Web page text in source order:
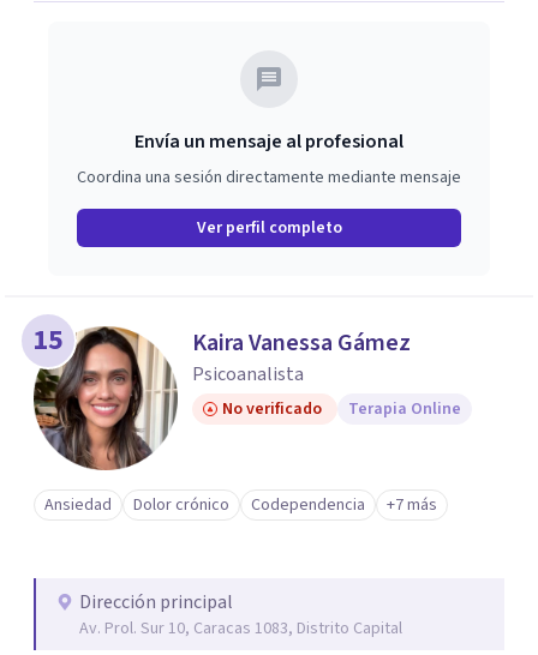
Envía un mensaje al profesional
Coordina una sesión directamente mediante mensaje
Ver perfil completo
15 Kaira Vanessa Gámez
Psicoanalista
No verificado Terapia Online
Ansiedad Dolor crónico Codependencia +7 más
Dirección principal
Av. Prol. Sur 10, Caracas 1083, Distrito Capital